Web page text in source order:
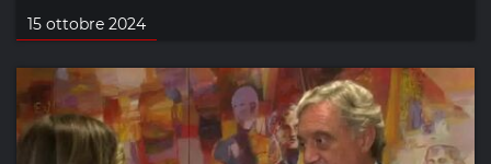
15 ottobre 2024